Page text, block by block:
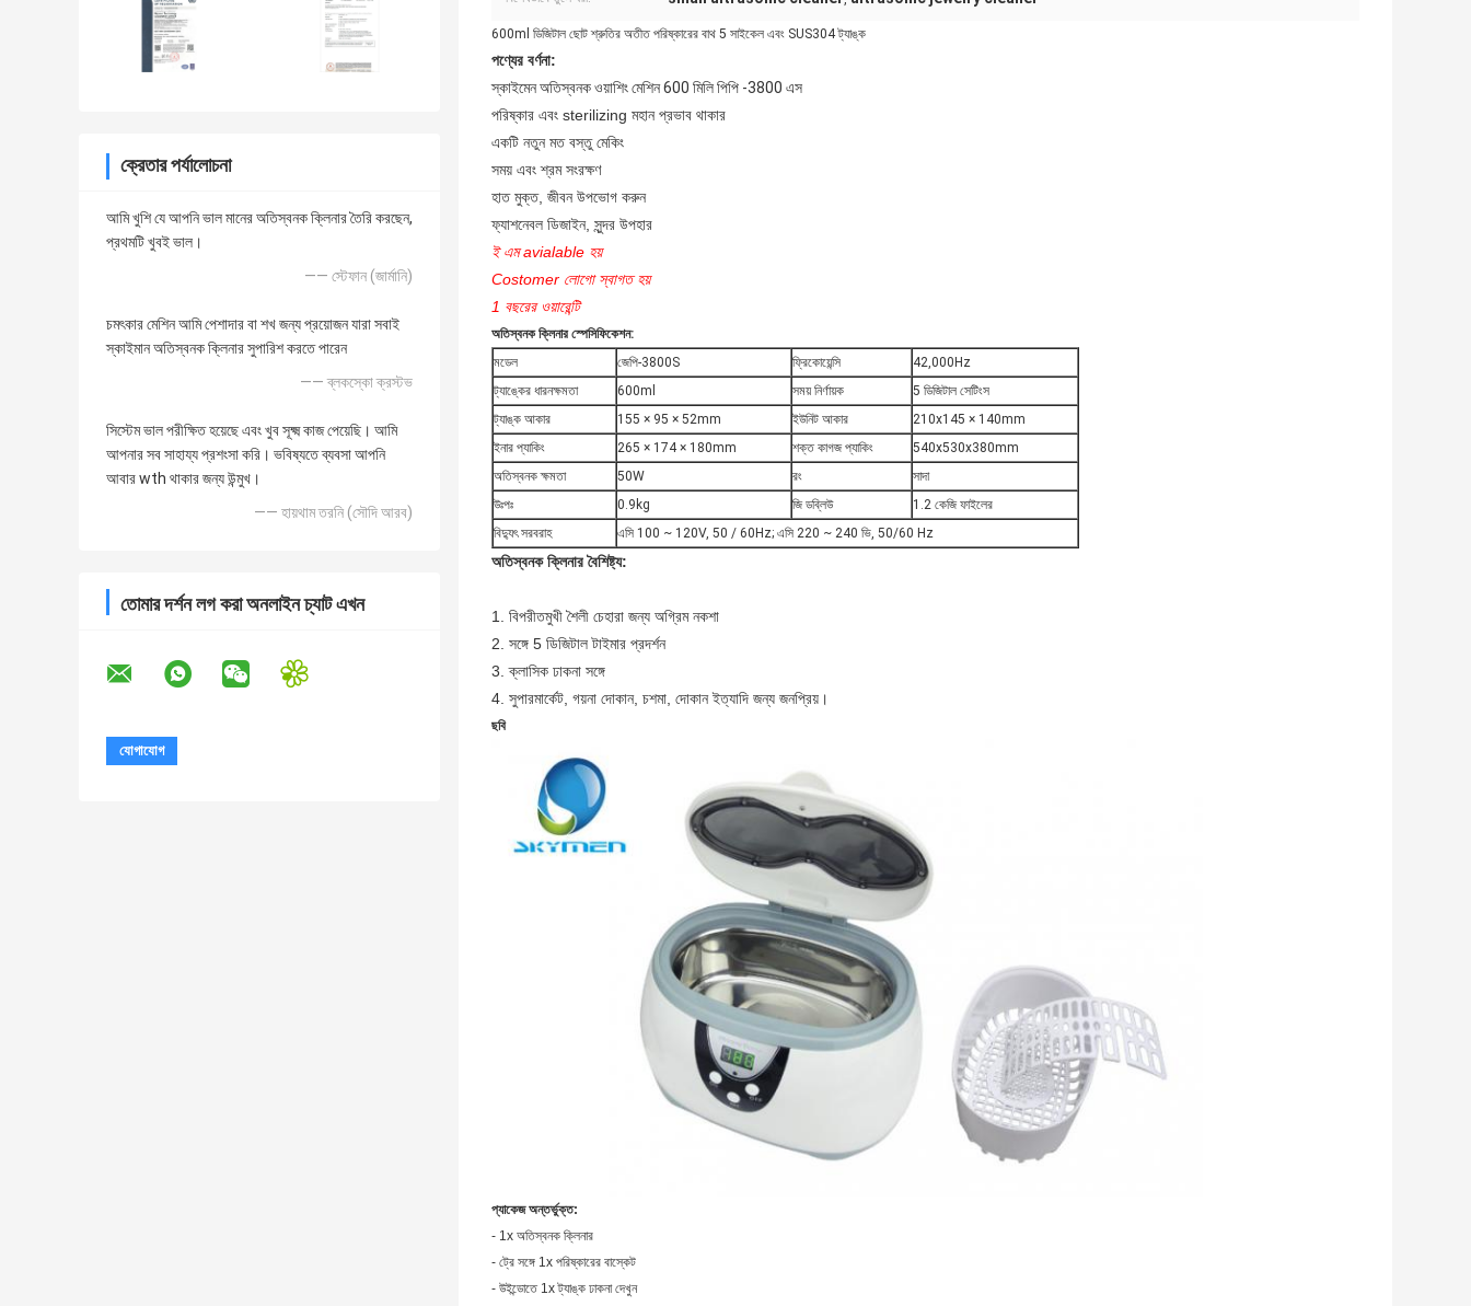
ক্রেতার পর্যালোচনা
আমি খুশি যে আপনি ভাল মানের অতিস্বনক ক্লিনার তৈরি করছেন,
প্রথমটি খুবই ভাল।
—— স্টেফান (জার্মানি)
চমৎকার মেশিন আমি পেশাদার বা শখ জন্য প্রয়োজন যারা সবাই
স্কাইমান অতিস্বনক ক্লিনার সুপারিশ করতে পারেন
—— ব্লকস্কো ক্রস্টভ
সিস্টেম ভাল পরীক্ষিত হয়েছে এবং খুব সূক্ষ্ম কাজ পেয়েছি। আমি
আপনার সব সাহায্য প্রশংসা করি। ভবিষ্যতে ব্যবসা আপনি
আবার wth থাকার জন্য উন্মুখ।
—— হায়থাম তরনি (সৌদি আরব)
তোমার দর্শন লগ করা অনলাইন চ্যাট এখন
600ml ডিজিটাল ছোট শ্রুতির অতীত পরিষ্কারের বাথ 5 সাইকেল এবং SUS304 ট্যাঙ্ক
পণ্যের বর্ণনা:
স্কাইমেন অতিস্বনক ওয়াশিং মেশিন 600 মিলি পিপি -3800 এস
পরিষ্কার এবং sterilizing মহান প্রভাব থাকার
একটি নতুন মত বস্তু মেকিং
সময় এবং শ্রম সংরক্ষণ
হাত মুক্ত, জীবন উপভোগ করুন
ফ্যাশনেবল ডিজাইন, সুন্দর উপহার
ই এম avialable হয়
Costomer লোগো স্বাগত হয়
1 বছরের ওয়ারেন্টি
অতিস্বনক ক্লিনার স্পেসিফিকেশন:
মডেল
জেপি-3800S ফ্রিকোয়েন্সি
42,000Hz
ট্যাঙ্কের ধারনক্ষমতা
600ml সময় নির্ণায়ক
5 ডিজিটাল সেটিংস
ট্যাঙ্ক আকার
155 × 95 × 52mm ইউনিট আকার
210x145 × 140mm
ইনার প্যাকিং
265 × 174 × 180mm শক্ত কাগজ প্যাকিং
540x530x380mm
অতিস্বনক ক্ষমতা
50W রং
সাদা
উঃপঃ
0.9kg জি ডব্লিউ
1.2 কেজি ফাইলের
বিদ্যুৎ সরবরাহ
এসি 100 ~ 120V, 50 / 60Hz; এসি 220 ~ 240 ভি, 50/60 Hz
অতিস্বনক ক্লিনার বৈশিষ্ট্য:
1. বিপরীতমুখী শৈলী চেহারা জন্য অগ্রিম নকশা
2. সঙ্গে 5 ডিজিটাল টাইমার প্রদর্শন
3. ক্লাসিক ঢাকনা সঙ্গে
4. সুপারমার্কেট, গয়না দোকান, চশমা, দোকান ইত্যাদি জন্য জনপ্রিয়।
ছবি
প্যাকেজ অন্তর্ভুক্ত:
- 1x অতিস্বনক ক্লিনার
- ট্রে সঙ্গে 1x পরিষ্কারের বাস্কেট
- উইন্ডোতে 1x ট্যাঙ্ক ঢাকনা দেখুন